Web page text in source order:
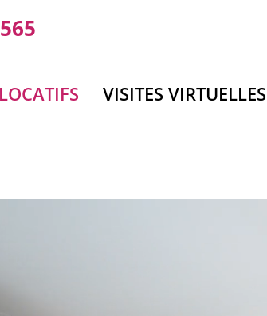
VISITES VIRTUELLES